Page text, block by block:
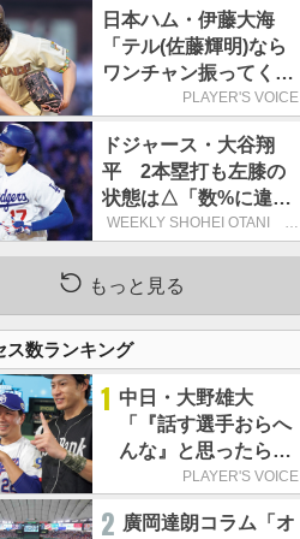
日本ハム・伊藤大海
「テル(佐藤輝明)なら
ワンチャン振ってくれ
るかなと思って超スロ
た」／魔球
PLAYER'S VOICE
ドジャース・大谷翔
平 2本塁打も左膝の
状態は△「数%に違和
感があるなら、まだ休
針」
WEEKLY SHOHEI OTANI 二
刀流で呼び込む3連覇
もっと見る
ス数ランキング
1 中日・大野雄大
「『話す選手おらへ
んな』と思ったら坂
本勇人が来た！」／
PLAYER'S VOICE
2 廣岡達朗コラム「オ